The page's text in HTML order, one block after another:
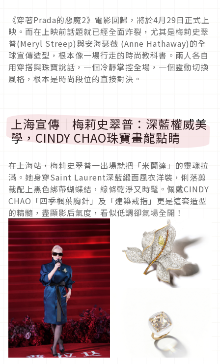
《穿著Prada的惡魔2》電影回歸，將於4月29日正式上
映。而在上映前話題就已經全面炸裂，尤其是梅莉史翠
普(Meryl Streep)與安海瑟薇 (Anne Hathaway)的全
球宣傳造型，根本像一場行走的時尚教科書。兩人各自
用穿搭與珠寶說話，一個冷靜掌控全場，一個靈動切換
風格，根本是時尚段位的直接對決。
上海宣傳｜梅莉史翠普：深藍權威美
學，CINDY CHAO珠寶畫龍點睛
在上海站，梅莉史翠普一出場就把「米蘭達」的靈魂拉
滿。她身穿Saint Laurent深藍緞面風衣洋裝，俐落剪
裁配上黑色綁帶蝴蝶結，線條乾淨又時髦。佩戴CINDY
CHAO「四季楓葉胸針」及「建築戒指」更是這套造型
的精髓，盡顯影后氣度，看似低調卻氣場全開！